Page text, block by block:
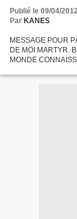
Publié le 09/04/
Par KANES
MESSAGE POUR
DE MOI MARTYR.
MONDE
LA CROIX. ILS